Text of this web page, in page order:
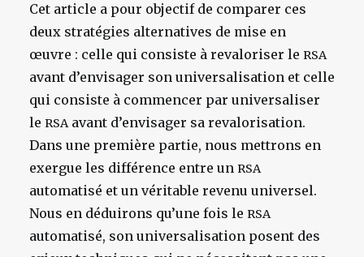
Cet article a pour objectif de comparer ces
deux stratégies alternatives de mise en
œuvre : celle qui consiste à revaloriser le RSA
avant d’envisager son universalisation et celle
qui consiste à commencer par universaliser
le RSAavant d’envisager sa revalorisation.
Dans une première partie, nous mettrons en
exergue les différence entre un RSA
automatisé et un véritable revenu universel.
Nous en déduirons qu’une fois le RSA
automatisé, son universalisation posent des